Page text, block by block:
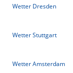
Wetter Dresden
Wetter Stuttgart
Wetter Amsterdam